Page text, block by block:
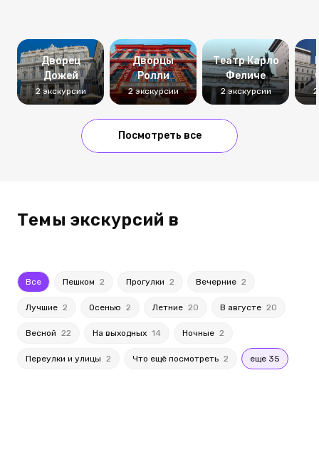
Дворец
Дожей
2 экскурсии
Дворцы
Ролли
2 экскурсии
Театр Карло
Феличе
2 экскурсии
Посмотреть все
Темы экскурсий в
Все Пешком 2 Прогулки 2 Вечерние 2
Лучшие 2 Осенью 2 Летние 20 В августе 20
Весной 22 На выходных 14 Ночные 2
Переулки и улицы 2 Что ещё посмотреть 2 еще 35